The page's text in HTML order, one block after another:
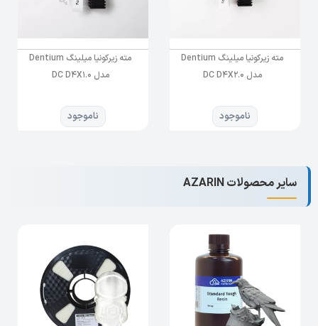
مته زیرکونیا میلینگ Dentium
مدل DC D4X2.0
ناموجود
مته زیرکونیا میلینگ Dentium
مدل DC D4X1.0
ناموجود
سایر محصولات AZARIN